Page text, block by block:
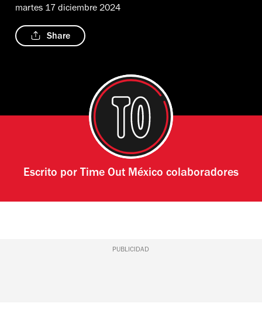
martes 17 diciembre 2024
Share
Escrito por Time Out México colaboradores
PUBLICIDAD